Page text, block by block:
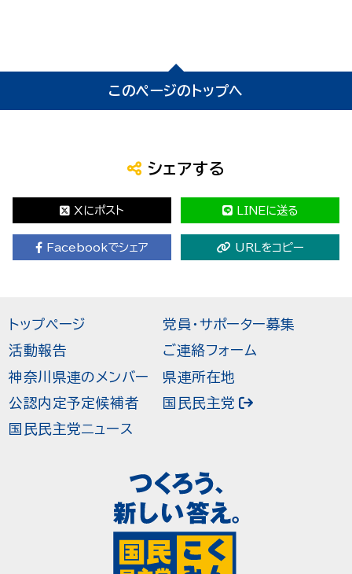
このページのトップへ
シェアする
Xにポスト LINEに送る
Facebookでシェア URLをコピー
トップページ
活動報告
神奈川県連のメンバー
公認内定予定候補者
国民民主党ニュース
党員・サポーター募集
ご連絡フォーム
県連所在地
国民民主党